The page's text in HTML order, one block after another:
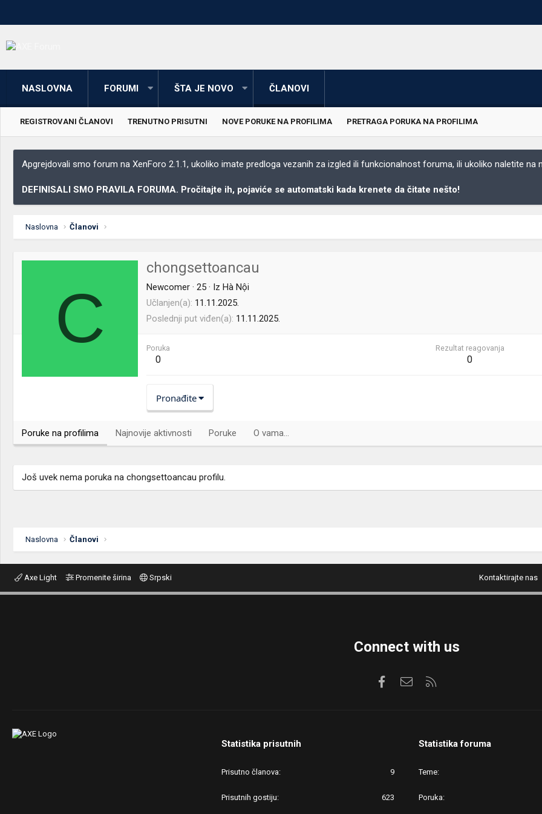
NASLOVNA FORUMI ŠTA JE NOVO ČLANOVI
REGISTROVANI ČLANOVI TRENUTNO PRISUTNI NOVE PORUKE NA PROFILIMA PRETRAGA PORUKA NA PROFILIMA
Apgrejdovali smo forum na XenForo 2.1.1, ukoliko imate predloga vezanih za izgled ili funkcionalnost foruma, ili ukoliko naletite na
DEFINISALI SMO PRAVILA FORUMA. Pročitajte ih, pojaviće se automatski kada krenete da čitate nešto!
Naslovna Članovi
C
chongsettoancau
Newcomer · 25 · Iz Hà Nội
Učlanjen(a) 11.11.2025.
Poslednji put viđen(a) 11.11.2025.
Poruka
0
Rezultat reagovanja
0
Pronađite
Poruke na profilima Najnovije aktivnosti Poruke O vama...
Još uvek nema poruka na chongsettoancau profilu.
Naslovna Članovi
Axe Light Promenite širina Srpski Kontaktirajte nas
Connect with us
FacebookKontaktirajte nas
Statistika prisutnih
Prisutno članova 9
Prisutnih gostiju 623
Statistika foruma
Teme
Poruka